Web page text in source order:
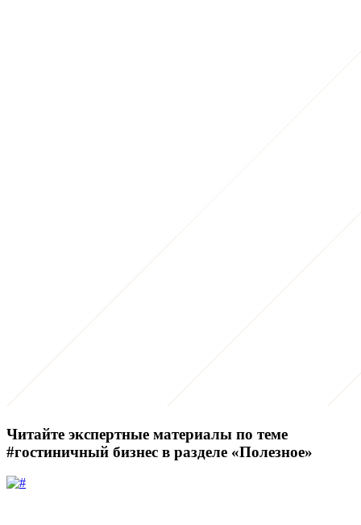
Читайте экспертные материалы по теме
#гостиничный бизнес в разделе «Полезное»